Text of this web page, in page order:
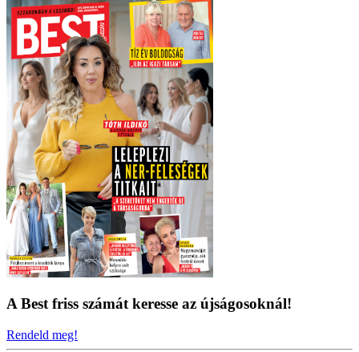
A Best friss számát keresse az újságosoknál!
Rendeld meg!